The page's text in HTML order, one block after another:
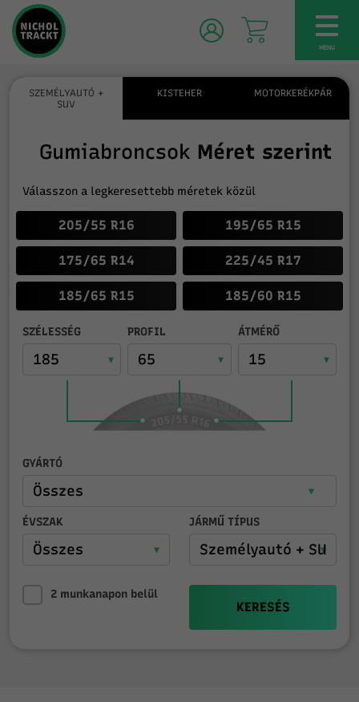
MENU
SZEMÉLYAUTÓ +
SUV
KISTEHER MOTORKERÉKPÁR
Gumiabroncsok Méret szerint
Válasszon a legkeresettebb méretek közül
205/55 R16 195/65 R15
175/65 R14 225/45 R17
185/65 R15 185/60 R15
SZÉLESSÉG PROFIL ÁTMÉRŐ
GYÁRTÓ
ÉVSZAK JÁRMŰ TÍPUS
2 munkanapon belül
KERESÉS